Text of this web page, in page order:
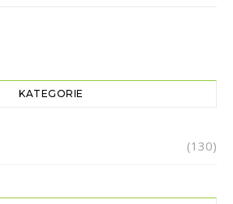
KATEGORIE
(130)